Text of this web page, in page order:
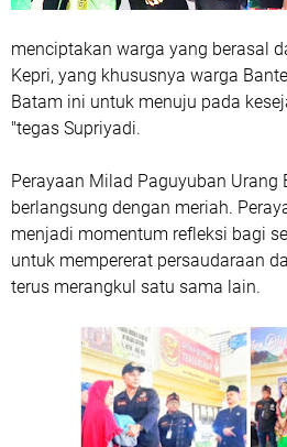
menciptakan warga yang berasal
Kepri, yang khususnya warga
Batam ini untuk menuju pada
"tegas Supriyadi.
Perayaan Milad Paguyuban Urang
berlangsung dengan meriah.
menjadi momentum refleksi bagi
untuk mempererat persaudaraan
terus merangkul satu sama lain.